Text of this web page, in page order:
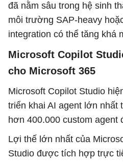
đã nằm sâu trong hệ sinh
môi trường SAP-heavy
integration có thể tăng khá
Microsoft Copilot
cho Microsoft 365
Microsoft Copilot Studio
triển khai AI agent lớn
hơn 400.000 custom agent
Lợi thế lớn nhất của
Studio được tích hợp trực